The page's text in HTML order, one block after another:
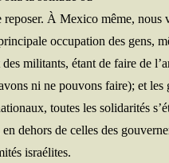
repo­ser. À Mexi­co même, nous
occu­pa­tion des gens,
mili­tants, étant de faire de
ni ne pou­vons faire); et les
toutes les soli­da­ri­tés
en dehors de celles des
israélites.